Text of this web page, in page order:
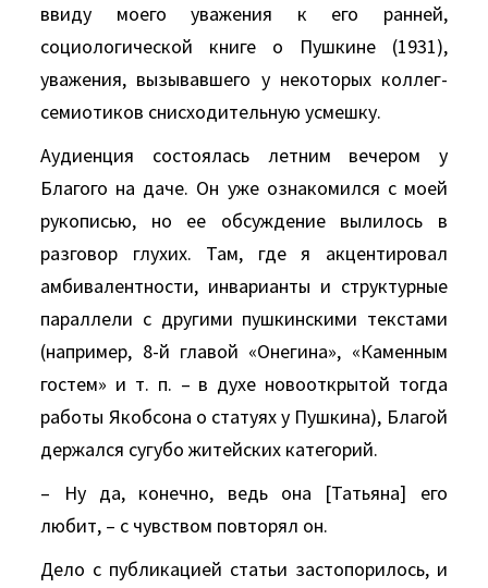
ввиду моего уважения к его ранней,
социологической книге о Пушкине (1931),
уважения, вызывавшего у некоторых коллег-
семиотиков снисходительную усмешку.
Аудиенция состоялась летним вечером у
Благого на даче. Он уже ознакомился с моей
рукописью, но ее обсуждение вылилось в
разговор глухих. Там, где я акцентировал
амбивалентности, инварианты и структурные
параллели с другими пушкинскими текстами
(например, 8-й главой «Онегина», «Каменным
гостем» и т. п. – в духе новооткрытой тогда
работы Якобсона о статуях у Пушкина), Благой
держался сугубо житейских категорий.
– Ну да, конечно, ведь она [Татьяна] его
любит, – с чувством повторял он.
Дело с публикацией статьи застопорилось, и